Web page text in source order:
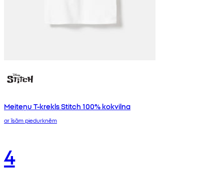
Meiteņu T-krekls Stitch 100% kokvilna
ar īsām piedurknēm
4